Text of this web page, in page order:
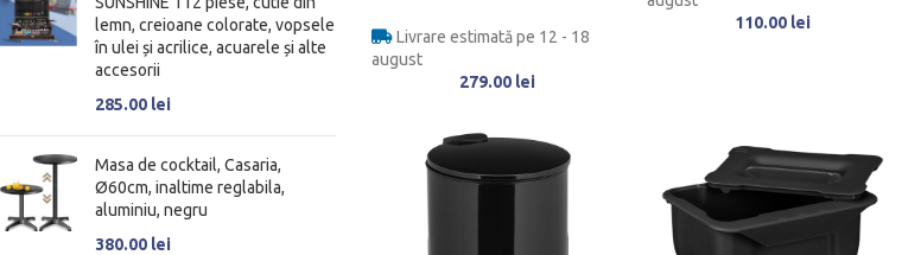
lemn, creioane colorate, vopsele
în ulei și acrilice, acuarele și alte
accesorii
285.00 lei
Masa de cocktail, Casaria,
Ø60cm, inaltime reglabila,
aluminiu, negru
380.00 lei
Livrare estimată pe 12 - 18
august
279.00 lei
110.00 lei